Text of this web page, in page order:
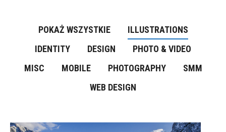
POKAŻ WSZYSTKIE
ILLUSTRATIONS
IDENTITY
DESIGN
PHOTO & VIDEO
MISC
MOBILE PHOTOGRAPHY
SMM
WEB DESIGN